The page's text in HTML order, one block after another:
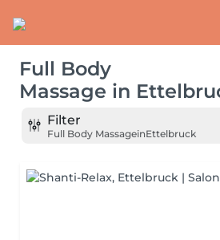
Full Body
Massage in
Filter
Full Body MassageinEttelbruck